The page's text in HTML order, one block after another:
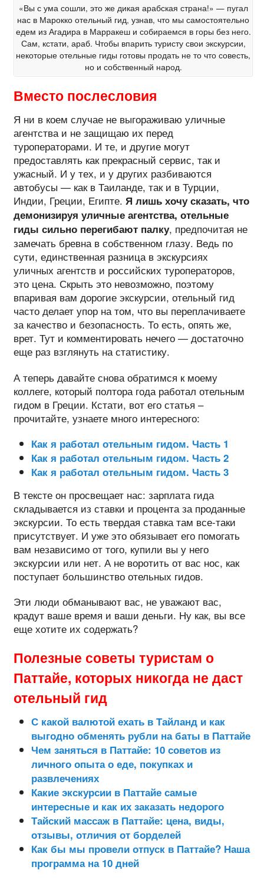
«Вы с ума сошли, это же дикая арабская страна!» — пугал
нас в Марокко отельный гид, узнав, что мы самостоятельно
едем из Агадира в Марракеш и собираемся в горы без него.
Сам, кстати, араб. Чтобы впарить туристу свои экскурсии,
некоторые отельные гиды готовы продать не то что совесть,
но и собственный народ.
Вместо послесловия
Я ни в коем случае не выгораживаю уличные
агентства и не защищаю их перед
туроператорами. И те, и другие могут
предоставлять как прекрасный сервис, так и
ужасный. И у тех, и у других разбиваются
автобусы — как в Таиланде, так и в Турции,
Индии, Греции, Египте. Я лишь хочу сказать, что
демонизируя уличные агентства, отельные
гиды сильно перегибают палку, предпочитая не
замечать бревна в собственном глазу. Ведь по
сути, единственная разница в экскурсиях
уличных агентств и российских туроператоров,
это цена. Скрыть это невозможно, поэтому
впаривая вам дорогие экскурсии, отельный гид
часто делает упор на том, что вы переплачиваете
за качество и безопасность. То есть, опять же,
врет. Тут и комментировать нечего — достаточно
еще раз взглянуть на статистику.
А теперь давайте снова обратимся к моему
коллеге, который полтора года работал отельным
гидом в Греции. Кстати, вот его статья –
прочитайте, узнаете много интересного:
Как я работал отельным гидом. Часть 1
Как я работал отельным гидом. Часть 2
Как я работал отельным гидом. Часть 3
В тексте он просвещает нас: зарплата гида
складывается из ставки и процента за проданные
экскурсии. То есть твердая ставка там все-таки
присутствует. И уже это обязывает его помогать
вам независимо от того, купили вы у него
экскурсии или нет. А не воротить от вас нос, как
поступает большинство отельных гидов.
Эти люди обманывают вас, не уважают вас,
крадут ваше время и ваши деньги. Ну как, вы все
еще хотите их содержать?
Полезные советы туристам о
Паттайе, которых никогда не даст
отельный гид
С какой валютой ехать в Тайланд и как
выгодно обменять рубли на баты в Паттайе
Чем заняться в Паттайе: 10 советов из
личного опыта о еде, покупках и
развлечениях
Какие экскурсии в Паттайе самые
интересные и как их заказать недорого
Тайский массаж в Паттайе: цена, виды,
отзывы, отличия от борделей
Как бы мы провели отпуск в Паттайе? Наша
программа на 10 дней